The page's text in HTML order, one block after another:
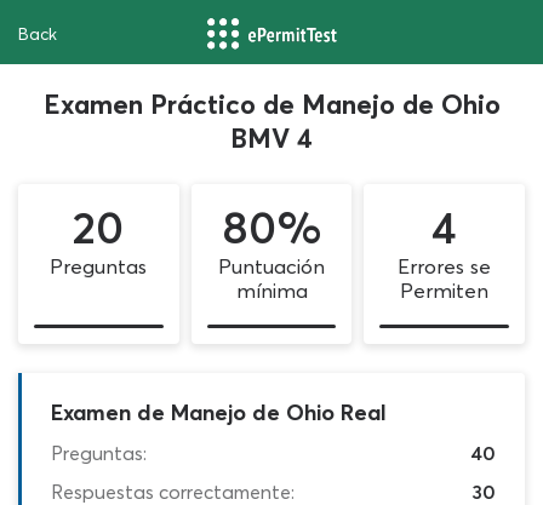
Back
Examen Práctico de Manejo de Ohio
BMV 4
20
Preguntas
80%
Puntuación
mínima
4
Errores se
Permiten
Examen de Manejo de Ohio Real
Preguntas:
40
Respuestas correctamente:
30